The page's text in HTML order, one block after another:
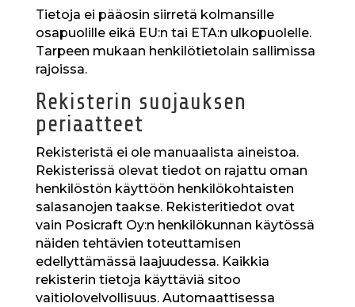
Tietoja ei pääosin siirretä kolmansille
osapuolille eikä EU:n tai ETA:n ulkopuolelle.
Tarpeen mukaan henkilötietolain sallimissa
rajoissa.
Rekisterin suojauksen
periaatteet
Rekisteristä ei ole manuaalista aineistoa.
Rekisterissä olevat tiedot on rajattu oman
henkilöstön käyttöön henkilökohtaisten
salasanojen taakse. Rekisteritiedot ovat
vain Posicraft Oy:n henkilökunnan käytössä
näiden tehtävien toteuttamisen
edellyttämässä laajuudessa. Kaikkia
rekisterin tietoja käyttäviä sitoo
vaitiolovelvollisuus. Automaattisessa